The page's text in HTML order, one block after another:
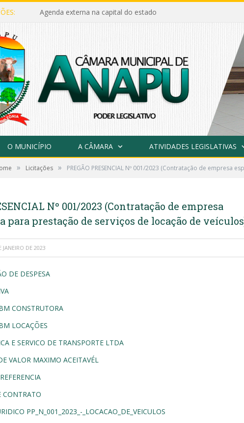
Agenda externa na capital do estado
O MUNICÍPIO A CÂMARA ATIVIDADES LEGISLATIVAS
» Licitações » PREGÃO PRESENCIAL Nº 001/2023 (Contratação de
Nº 001/2023 (Contratação de empresa
para prestação de serviços de locação de
JANEIRO DE 2023
DE DESPESA
CONSTRUTORA
LOCAÇÕES
E SERVICO DE TRANSPORTE LTDA
VALOR MAXIMO ACEITAVÉL
PP_N_001_2023_-_LOCACAO_DE_VEICULOS